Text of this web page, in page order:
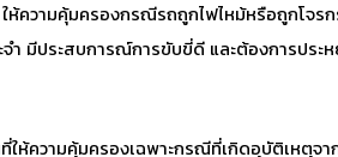
ห้ความคุ้มครองกรณีรถถูกไฟไหม้หรือถูกโจร
ำ มีประสบการณ์การขับขี่ดี และต้องการประห
ให้ความคุ้มครองเฉพาะกรณีที่เกิดอุบัติเหตุ